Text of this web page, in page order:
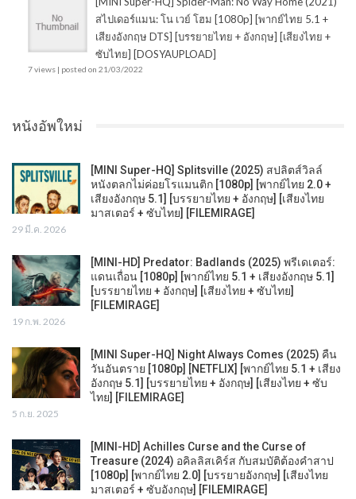
สไปเดอร์แมน: โน เวย์ โฮม [1080p] [พากย์ไทย 5.1 +
เสียงอังกฤษ DTS] [บรรยายไทย + อังกฤษ] [เสียงไทย +
ซับไทย] [DOSYAUPLOAD]
7 views | posted on 21/03/2022
หนังอัพใหม่
[MINI Super-HQ] Splitsville (2025) สปลิตส์วิลล์
หนังตลกไม่ค่อยโรแมนติก [1080p] [พากย์ไทย 2.0 +
เสียงอังกฤษ 5.1] [บรรยายไทย + อังกฤษ] [เสียงไทย
มาสเตอร์ + ซับไทย] [FILEMIRAGE]
29 มี.ค. 2026
[MINI-HD] Predator: Badlands (2025) พรีเดเตอร์:
แดนเถื่อน [1080p] [พากย์ไทย 5.1 + เสียงอังกฤษ 5.1]
[บรรยายไทย + อังกฤษ] [เสียงไทย + ซับไทย]
[FILEMIRAGE]
19 ก.พ. 2026
[MINI Super-HQ] Night Always Comes (2025) คืน
วันอันตราย [1080p] [NETFLIX] [พากย์ไทย 5.1 + เสียง
อังกฤษ 5.1] [บรรยายไทย + อังกฤษ] [เสียงไทย + ซับ
ไทย] [FILEMIRAGE]
5 ก.ย. 2025
[MINI-HD] Achilles Curse and the Curse of
Treasure (2024) อคิลลิสเคิร์ส กับสมบัติต้องคำสาป
[1080p] [พากย์ไทย 2.0] [บรรยายอังกฤษ] [เสียงไทย
มาสเตอร์ + ซับอังกฤษ] [FILEMIRAGE]